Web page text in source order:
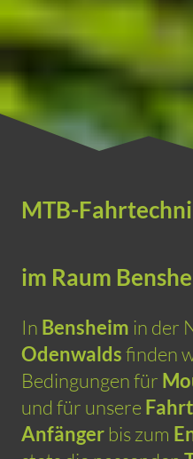
MTB-
im Raum
In Bensheim in der
Odenwaldsfinden
Bedingungen für
und für unsere
Anfänger bis zum